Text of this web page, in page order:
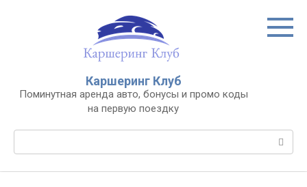
Каршеринг Клуб
Поминутная аренда авто, бонусы и промо коды
на первую поездку
Поиск: